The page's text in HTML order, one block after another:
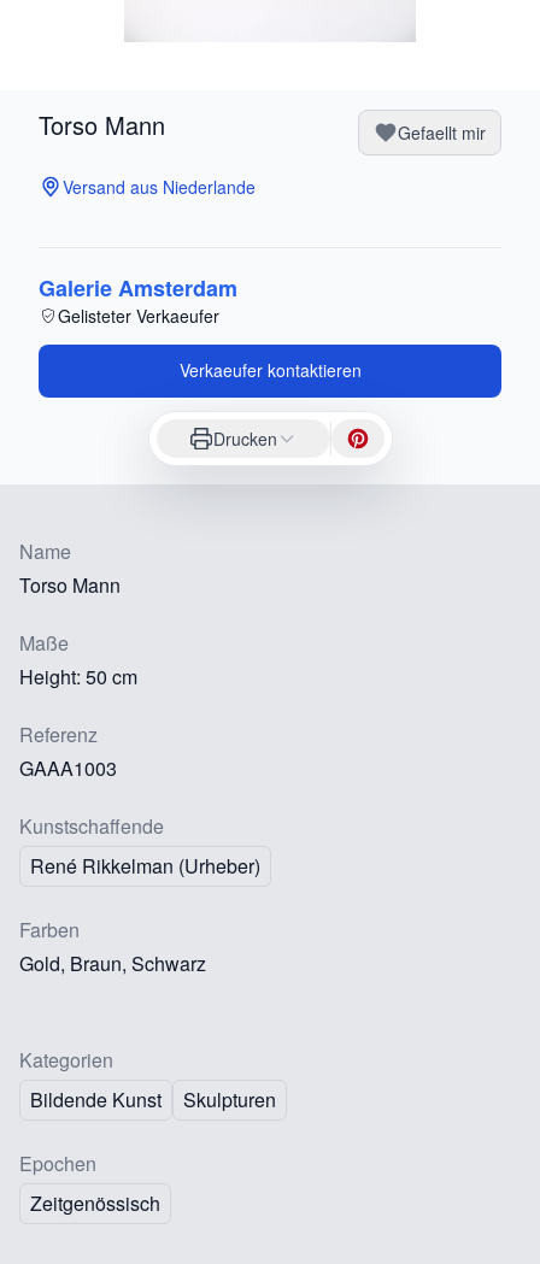
Torso Mann Gefaellt mir
Versand aus Niederlande
Galerie Amsterdam
Gelisteter Verkaeufer
Verkaeufer kontaktieren
Drucken
Name
Torso Mann
Maße
Height: 50 cm
Referenz
GAAA1003
Kunstschaffende
René Rikkelman (Urheber)
Farben
Gold, Braun, Schwarz
Kategorien
Bildende Kunst
Skulpturen
Epochen
Zeitgenössisch